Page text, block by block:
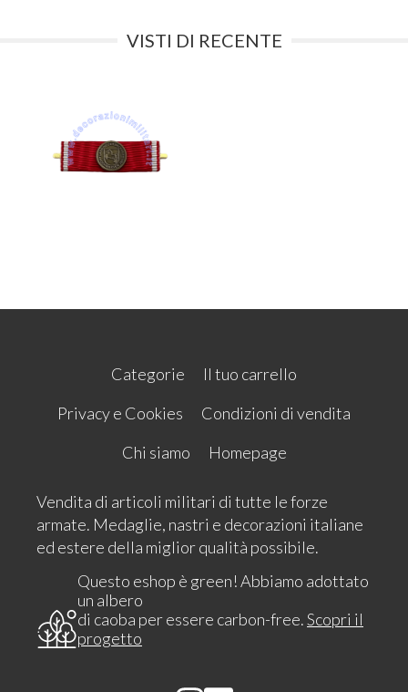
VISTI DI RECENTE
Categorie
Il tuo carrello
Privacy e Cookies
Condizioni di vendita
Chi siamo
Homepage
Vendita di articoli militari di tutte le forze
armate. Medaglie, nastri e decorazioni italiane
ed estere della miglior qualità possibile.
Questo eshop è green! Abbiamo adottato
un albero
di caoba per essere carbon-free.Scopri il
progetto